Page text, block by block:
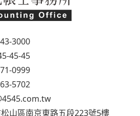
3000
45-45
0999
5702
山區南京東路五段223號5樓